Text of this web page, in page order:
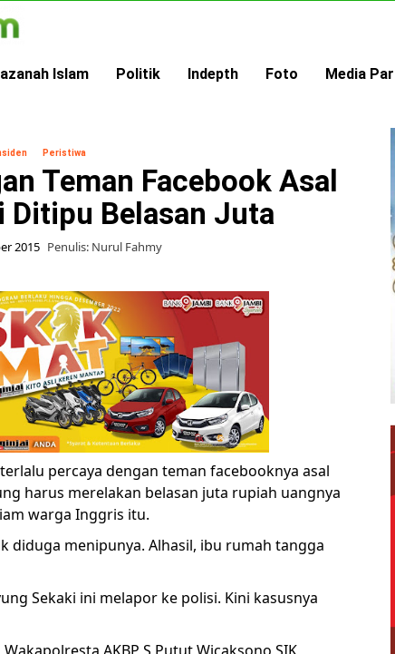
Islam Politik Indepth Foto Media
Peristiwa
Teman Facebook Asal
Ditipu Belasan Juta
2015 Penulis: Nurul Fahmy
percaya dengan teman facebooknya asal
harus merelakan belasan juta rupiah uangnya
warga Inggris itu.
diduga menipunya. Alhasil, ibu rumah tangga
Sekaki ini melapor ke polisi. Kini kasusnya